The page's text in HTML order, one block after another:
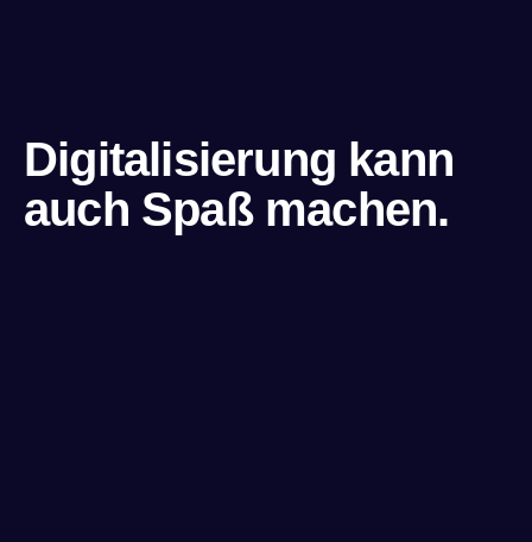
Digitalisierung kann
auch Spaß machen.